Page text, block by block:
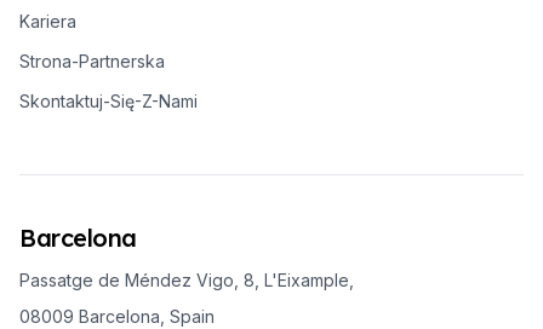
Kariera
Strona-Partnerska
Skontaktuj-Się-Z-Nami
Barcelona
Passatge de Méndez Vigo, 8, L'Eixample,
08009 Barcelona, Spain